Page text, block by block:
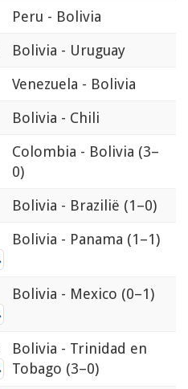
Peru - Bolivia
Bolivia - Uruguay
Venezuela - Bolivia
Bolivia - Chili
Colombia - Bolivia (3–
0)
Bolivia - Brazilië (1–0)
Bolivia - Panama (1–1)
Bolivia - Mexico (0–1)
Bolivia - Trinidad en
Tobago (3–0)